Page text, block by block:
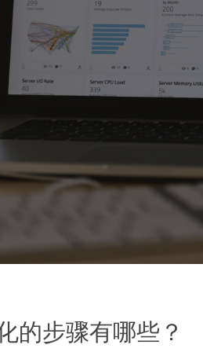
的步骤有哪些？